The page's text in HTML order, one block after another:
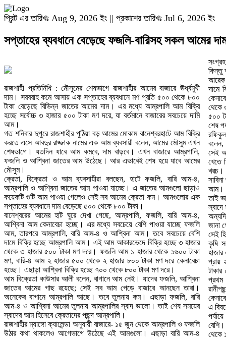
প্রিন্ট এর তারিখঃ Aug 9, 2026 ইং || প্রকাশের তারিখঃ Jul 6, 2026 ইং
সপ্তাহের ব্যবধানে বেড়েছে ফজলি-বারিসহ সকল আমের
রাজশাহী প্রতিনিধি : মৌসুমের শেষভাগে রাজশাহীর আমের বাজারে ঊর্ধ্বমুখী
দাম। সরবরাহ কমে আসায় এক সপ্তাহের ব্যবধানে মণ প্রতি ৫০০ থেকে ৮০০
টাকা বেড়েছে বিভিন্ন জাতের আমের দাম। এর মধ্যে আম্রপালি আম বিক্রি
হচ্ছে সর্বোচ্চ ৩ হাজার ৫০০ টাকা মণ দরে, যা বর্তমানে বাজারের সবচেয়ে দামি
আম।
গত শনিবার দুপুরে রাজশাহীর পুঠিয়া বড় আমের মোকাম বানেশ্বরহাটে আম বিক্রি
করতে এসে আবদুর রাজ্জাক নামের এক আম ব্যবসায়ী বলেন, আমের মৌসুম এখন
শেষভাগে। যতদিন যাবে আম কমবে, দাম বাড়বে। এখন বাজারে আম্রপালি,
ফজলি ও আশ্বিনা জাতের আম উঠেছে। আর এভাবেই শেষ হয়ে যাবে আমের
মৌসুম।
ক্রেতা, বিক্রেতা ও আম ব্যবসায়ীরা বলছেন, হাটে ফজলি, বারি আম-৪,
আম্রপালি ও আশ্বিনা জাতের আম পাওয়া যাচ্ছে। এ জাতের আমগুলো ছাড়াও
কয়েকটি গুটি আম পাওয়া গেলেও সেই সব আমের ক্রেতা কম। আমগুলোর এক
সপ্তাহের ব্যবধানে দাম বেড়েছে ৫০০ থেকে ৮০০ টাকা।
বানেশ্বরের আমের হাট ঘুরে দেখা গেছে, আম্রপালি, ফজলি, বারি আম-৪,
আশ্বিনা আম কেনাবেচা হচ্ছে। এর মধ্যে সবচেয়ে বেশি পাওয়া যাচ্ছে ফজলি
আম, তারপরে আম্রপালি, বারি আম-৪ ও আশ্বিনা আম। তবে সবচেয়ে বেশি
দামে বিক্রি হচ্ছে আম্রপালি আম। এই আম আকারভেদে বিক্রি হচ্ছে ৩ হাজার
থেকে ৩ হাজার ৫০০ টাকা মণ দরে। ফজলি আম ১ হাজার থেকে ১৬০০ টাকা
মণ, বারি-৪ আম ২ হাজার ৫০০ থেকে ২ হাজার ৮০০ টাকা মণ দরে কেনাবেচা
হচ্ছে। এছাড়া আশ্বিনা বিক্রি হচ্ছে ৭০০ থেকে ৮০০ টাকা মণ দরে।
আম বিক্রেতা কাউসার আলী বলেন, বাগানে আম নেই। যাদের ফজলি, আশ্বিনা
জাতের আমের গাছ রয়েছে; সেই সব আম পেড়ে বাজারে আনছেন তারা।
অনেকের বাগানে আম্রপালি আছে। তবে তুলনায় কম। এছাড়া ফজলি, বারি
আম-৪ ও আশ্বিনা আমের তুলনায় আম্রপালির স্বাদ ভালো। তাই শেষ সময়ের
স্বাদের আম হিসেবে ক্রেতাদের পছন্দ আম্রপালি।
রাজশাহীর ম্যাঙ্গো ক্যালেন্ডা অনুযায়ী বাজারে- ১৫ জুন থেকে আম্রপালি ও ফজলি
উঠার কথা থাকলেও আগেভাগে উঠেছে এই আমগুলো। এছাড়া বারি আম-৪
কিন্তু
আরেক
দামে
থেকে
৫০০
শেষ
বলেন,
সেই
খেতে
খরচ।
আম।
তাই
স্বাদে
জানা
সেই
কৃষি
প্রায়
প্রথম
এ
থেকে